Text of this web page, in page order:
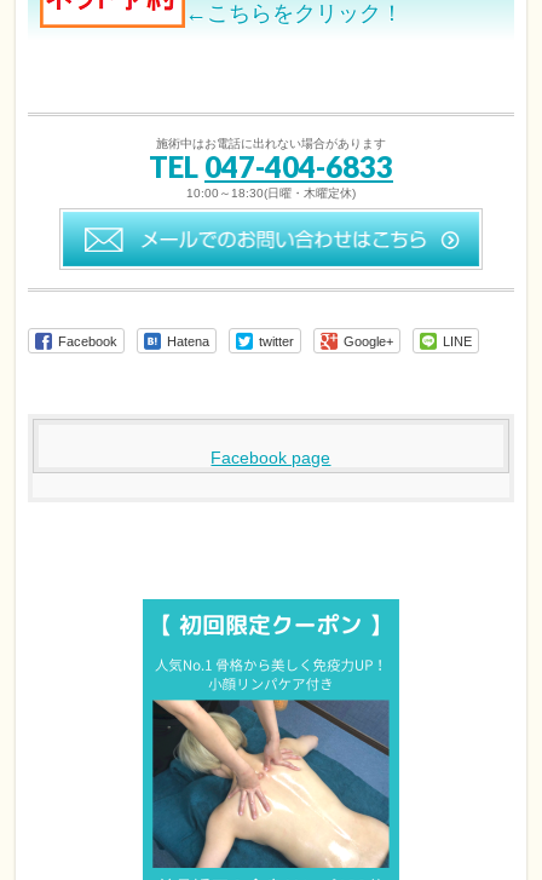
←こちらをクリック！
施術中はお電話に出れない場合があります
TEL 047-404-6833
10:00～18:30(日曜・木曜定休)
Facebook Hatena twitter Google+ LINE
Facebook page